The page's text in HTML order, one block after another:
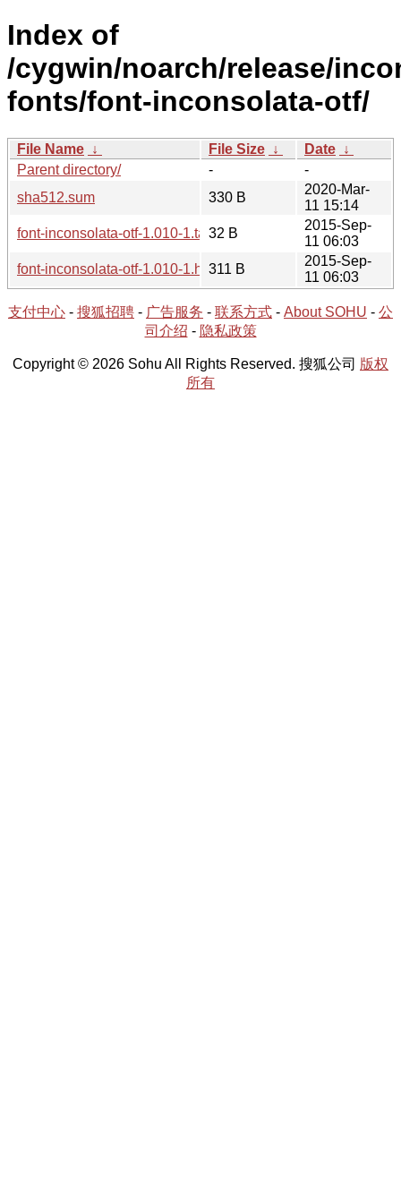
Index of
/cygwin/noarch/release/
fonts/font-inconsolata-otf/
File Name ↓ File Size ↓ Date ↓
Parent directory/
-
-
sha512.sum
330 B
2020-Mar-
11 15:14
font-inconsolata-otf-1.010-1.tar.xz32 B
2015-Sep-
11 06:03
font-inconsolata-otf-1.010-1.hint311 B
2015-Sep-
11 06:03
支付中心 - 搜狐招聘 - 广告服务 - 联系方式 - About SOHU - 公
司介绍 - 隐私政策
Copyright © 2026 Sohu All Rights Reserved. 搜狐公司 版权
所有